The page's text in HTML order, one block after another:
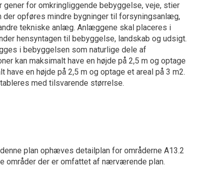
for omkringliggende bebyggelse, veje, stier
der opføres mindre bygninger til forsyningsanlæg,
tekniske anlæg. Anlæggene skal placeres i
hensyntagen til bebyggelse, landskab og udsigt.
i bebyggelsen som naturlige dele af
kan maksimalt have en højde på 2,5 m og optage
have en højde på 2,5 m og optage et areal på 3 m2.
med tilsvarende størrelse.
plan ophæves detailplan for områderne A13.2
områder der er omfattet af nærværende plan.